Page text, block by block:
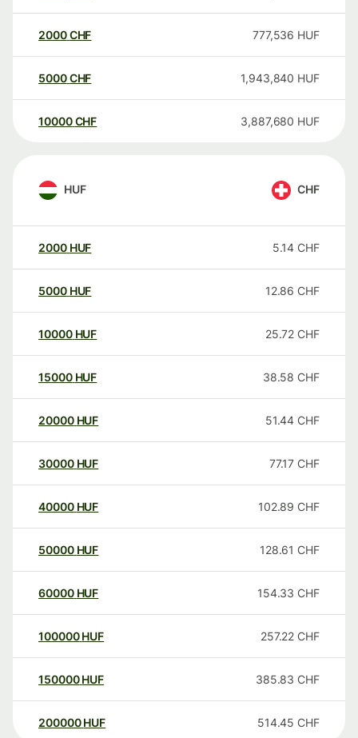
2000CHF 777,536 HUF
5000CHF 1,943,840 HUF
10000 CHF 3,887,680 HUF
HUF CHF
2000 HUF 5.14 CHF
5000 HUF 12.86 CHF
10000 HUF 25.72 CHF
15000 HUF 38.58 CHF
20000 HUF 51.44 CHF
30000 HUF 77.17 CHF
40000 HUF 102.89 CHF
50000 HUF 128.61 CHF
60000 HUF 154.33 CHF
100000 HUF 257.22 CHF
150000 HUF 385.83 CHF
200000 HUF 514.45 CHF